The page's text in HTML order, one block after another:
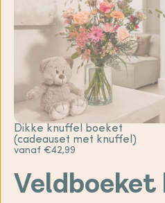
Dikke knuffel boeket
(cadeauset met knuffel)
vanaf €42,99
Veldboeket